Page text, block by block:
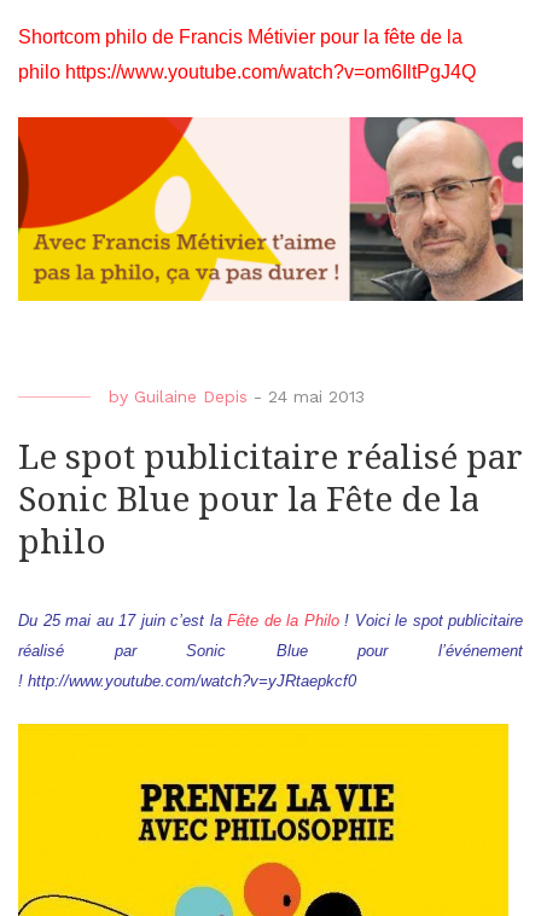
Shortcom philo de Francis Métivier pour la fête de la
philo https://www.youtube.com/watch?v=om6IltPgJ4Q
by Guilaine Depis - 24 mai 2013
Le spot publicitaire réalisé par
Sonic Blue pour la Fête de la
philo
Du 25 mai au 17 juin c’est la Fête de la Philo! Voici le spot publicitaire
réalisé par Sonic Blue pour l’événement
! http://www.youtube.com/watch?v=yJRtaepkcf0